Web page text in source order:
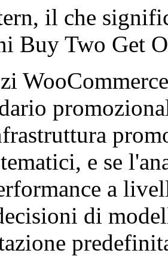
il che
Buy Two Get
e se
a
di